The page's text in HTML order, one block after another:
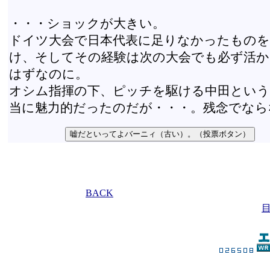
・・・ショックが大きい。
ドイツ大会で日本代表に足りなかったもの
け、そしてその経験は次の大会でも必ず活
はずなのに。
オシム指揮の下、ピッチを駆ける中田とい
当に魅力的だったのだが・・・。残念でな
BACK